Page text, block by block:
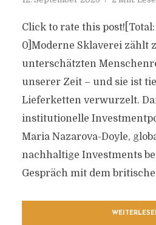
Click to rate this post![Total:
0]Moderne Sklaverei zählt
unterschätzten
unserer Zeit – und sie ist
Lieferketten verwurzelt.
institutionelle
Maria Nazarova-Doyle,
nachhaltige Investments
Gespräch mit dem